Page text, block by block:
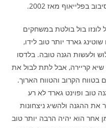
בפלייאוף מאז 2002.
לונזו בול בולטת במשחקים
גארד יותר טוב לידו,
ולעשות הגנה טובה. בלדסו
ב-39.3% מהשלוש, שיא קריירה, אבל לתת לבול את
הקרוב והטווח הארוך.
טוב ופוינט גארד לא רע
ההגנה ולהשיג ניצחונות
אחר הוא יהיה הרבה יותר טוב